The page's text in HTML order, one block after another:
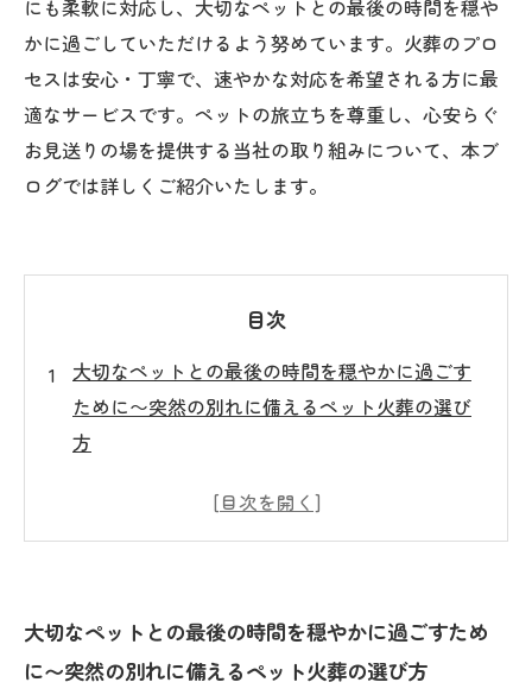
にも柔軟に対応し、大切なペットとの最後の時間を穏や
かに過ごしていただけるよう努めています。火葬のプロ
セスは安心・丁寧で、速やかな対応を希望される方に最
適なサービスです。ペットの旅立ちを尊重し、心安らぐ
お見送りの場を提供する当社の取り組みについて、本ブ
ログでは詳しくご紹介いたします。
目次
大切なペットとの最後の時間を穏やかに過ごす
ために〜突然の別れに備えるペット火葬の選び
方
ルが16時以降に迅速対応する理由
本日16時以降の空き状況とご利用者の声〜迅速
対応サービスの実際の様子
大切なペットとの最後の時間を穏やかに過ごすため
に〜突然の別れに備えるペット火葬の選び方